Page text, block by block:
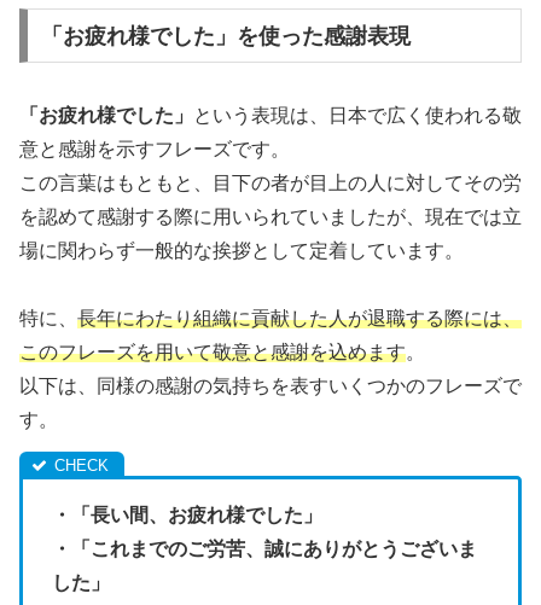
「お疲れ様でした」を使った感謝表現
「お疲れ様でした」
という表現は、日本で広く使われる敬
意と感謝を示すフレーズです。
この言葉はもともと、目下の者が目上の人に対してその労
を認めて感謝する際に用いられていましたが、現在では立
場に関わらず一般的な挨拶として定着しています。
特に、 長年にわたり組織に貢献した人が退職する際には、
このフレーズを用いて敬意と感謝を込めます。
以下は、同様の感謝の気持ちを表すいくつかのフレーズで
す。
・「長い間、お疲れ様でした」
・「これまでのご労苦、誠にありがとうございま
した」